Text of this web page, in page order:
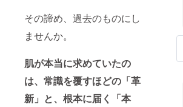
その諦め、過去のものにし
ませんか。
肌が本当に求めていたの
は、常識を覆すほどの「革
新」と、根本に届く「本